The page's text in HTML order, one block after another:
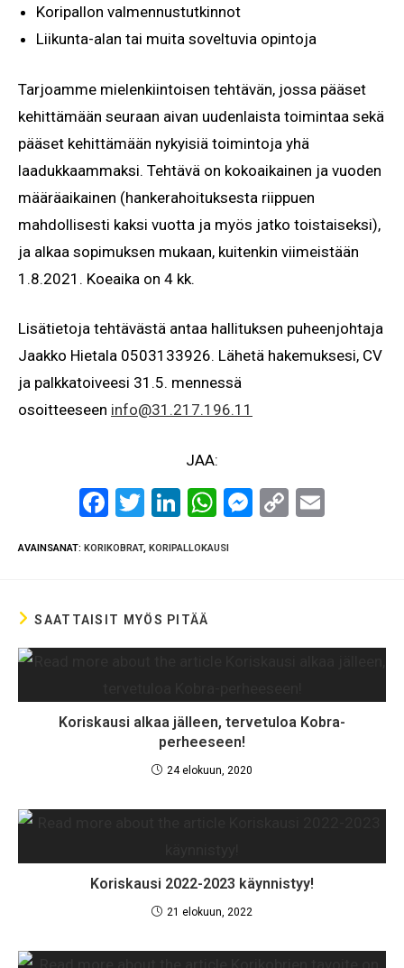
Koripallon valmennustutkinnot
Liikunta-alan tai muita soveltuvia opintoja
Tarjoamme mielenkiintoisen tehtävän, jossa pääset
kehittämään seuraan aivan uudenlaista toimintaa sekä
pääset kehittämään nykyisiä toimintoja yhä
laadukkaammaksi. Tehtävä on kokoaikainen ja vuoden
määräaikainen (hankerahoituksesta riippuen
mahdollisesti kaksi vuotta ja myös jatko toistaiseksi),
ja alkaa sopimuksen mukaan, kuitenkin viimeistään
1.8.2021. Koeaika on 4 kk.
Lisätietoja tehtävästä antaa hallituksen puheenjohtaja
Jaakko Hietala 0503133926. Lähetä hakemuksesi, CV
ja palkkatoiveesi 31.5. mennessä
osoitteeseen info@31.217.196.11
JAA:
F
ce
o
o
T
tt
Li
ke
n
W
at
p
M
er
C
k
AVAINSANAT: KORIKOBRAT, KORIPALLOKAUSI
SAATTAISIT MYÖS PITÄÄ
Koriskausi alkaa jälleen, tervetuloa Kobra-
perheeseen!
24 elokuun, 2020
Koriskausi 2022-2023 käynnistyy!
21 elokuun, 2022